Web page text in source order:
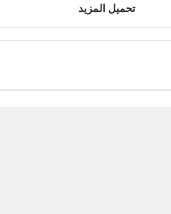
تحميل المزيد